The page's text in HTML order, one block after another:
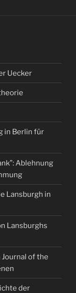
Uecker
in Berlin für
Ablehnung
Lansburgh in
Lansburghs
of the
der